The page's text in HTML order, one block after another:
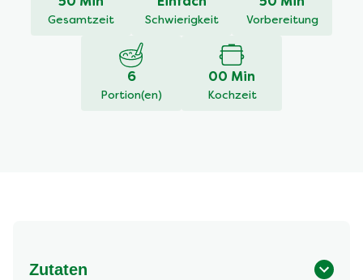
abgegeben50 Min
Gesamtzeit
Einfach
Schwierigkeit
50 Min
Vorbereitung
6
Portion(en)
00 Min
Kochzeit
Zutaten